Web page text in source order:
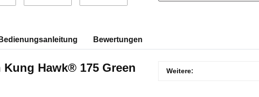
Bedienungsanleitung Bewertungen
Hawk® 175 Green
Produkteigenschaft
Wert
Weitere: